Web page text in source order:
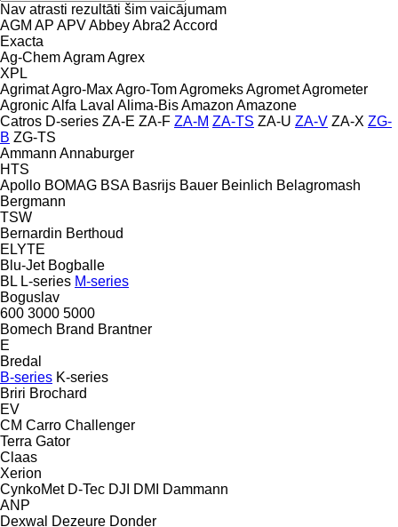
Nav atrasti rezultāti šim vaicājumam
AGM AP APVAbbeyAbra2 Accord
Exacta
Ag-ChemAgramAgrex
XPL
AgrimatAgro-MaxAgro-TomAgromeksAgrometAgrometer
AgronicAlfa Laval Alima-BisAmazon Amazone
Catros D-series ZA-E ZA-F ZA-M ZA-TS ZA-U ZA-V ZA-X ZG-
B ZG-TS
Ammann Annaburger
HTS
Apollo BOMAG BSA Basrijs Bauer Beinlich Belagromash
Bergmann
TSW
Bernardin Berthoud
ELYTE
Blu-Jet Bogballe
BL L-series M-series
Boguslav
600 3000 5000
Bomech Brand Brantner
E
Bredal
B-series K-series
Briri Brochard
EV
CM Carro Challenger
Terra Gator
Claas
Xerion
CynkoMet D-Tec DJI DMI
Dammann
ANP
Dexwal
Dezeure Donder